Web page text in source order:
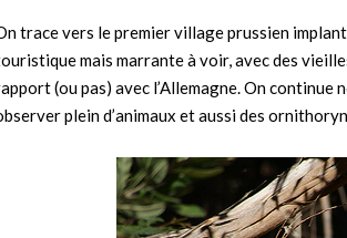
trace vers le premier village prussien
mais marrante à voir, avec des
(ou pas) avec l’Allemagne. On
plein d’animaux et aussi des